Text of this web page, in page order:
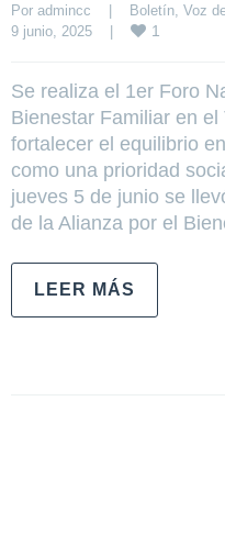
Por admincc | Boletín Voz
9 junio, 2025 | 1
Se realiza el 1er Foro
Bienestar Familiar en
fortalecer el equilibrio
como una prioridad
jueves 5 de junio se
de la Alianza por el
LEER MÁS